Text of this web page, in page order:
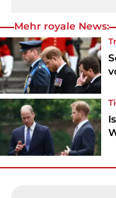
Mehr royale News: